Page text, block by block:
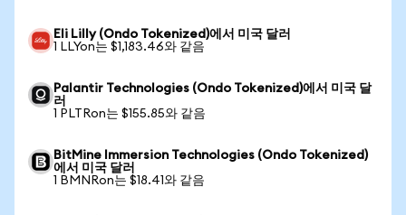
Eli Lilly (Ondo Tokenized)에서 미국 달러
1 LLYon는 $1,183.46와 같음
Palantir Technologies (Ondo Tokenized)에서 미국 달
러
1 PLTRon는 $155.85와 같음
BitMine Immersion Technologies (Ondo Tokenized)
에서 미국 달러
1 BMNRon는 $18.41와 같음